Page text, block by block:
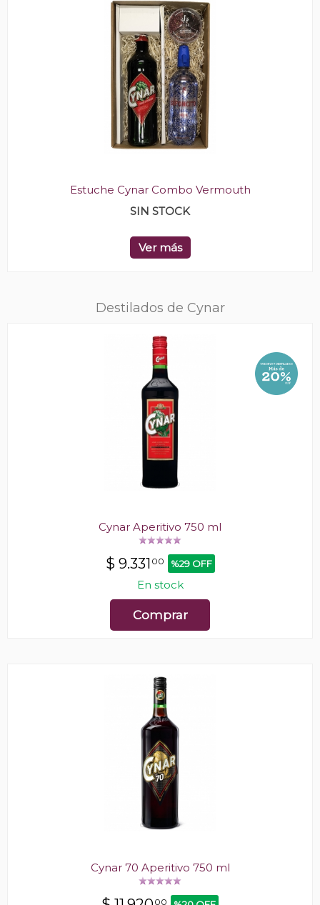
Estuche Cynar Combo Vermouth
SIN STOCK
Ver más
Destilados de Cynar
Cynar Aperitivo 750 ml
$ 9.331 00 %29 OFF
En stock
Comprar
Cynar 70 Aperitivo 750 ml
00